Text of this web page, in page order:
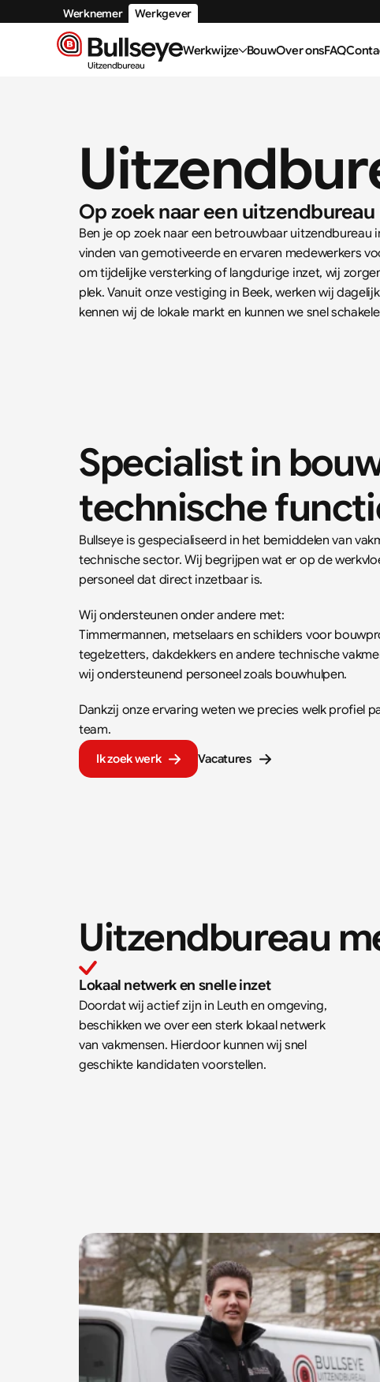
Op zoek naar een uitzendbureau
Ben je op zoek naar een betrouwbaar uitzendbureau
vinden van gemotiveerde en ervaren medewerkers
om tijdelijke versterking of langdurige inzet, wij
plek. Vanuit onze vestiging in Beek, werken wij
kennen wij de lokale markt en kunnen we snel
Specialist in
technische
Bullseye is gespecialiseerd in het bemiddelen van
technische sector. Wij begrijpen wat er op de
personeel dat direct inzetbaar is.
Wij ondersteunen onder andere met:
Timmermannen, metselaars en schilders voor
tegelzetters, dakdekkers en andere technische
wij ondersteunend personeel zoals bouwhulpen.
Dankzij onze ervaring weten we precies welk profiel
team.
Ik zoek werk Vacatures
Uitzendbureau
Lokaal netwerk en snelle inzet
Doordat wij actief zijn in Leuth en omgeving,
beschikken we over een sterk lokaal netwerk
van vakmensen. Hierdoor kunnen wij snel
geschikte kandidaten voorstellen.
Werknemer Werkgever
Werkwijze BouwOver onsFAQ